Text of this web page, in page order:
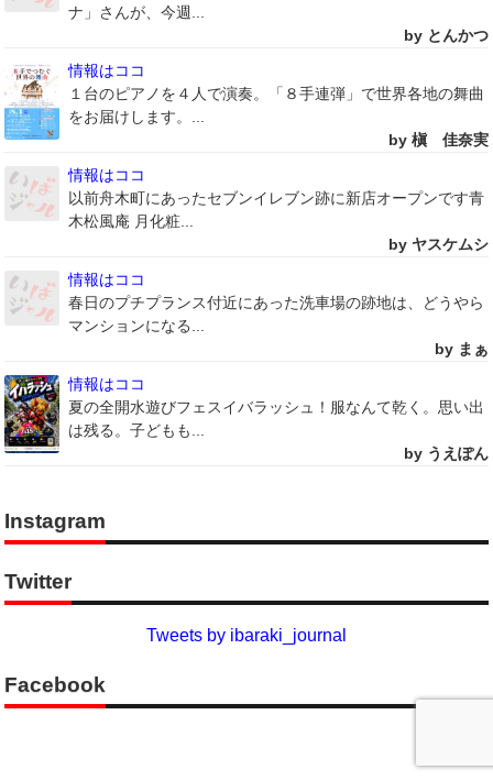
ナ」さんが、今週...
by とんかつ
情報はココ
１台のピアノを４人で演奏。「８手連弾」で世界各地の舞曲
をお届けします。...
by 槇 佳奈実
情報はココ
以前舟木町にあったセブンイレブン跡に新店オープンです青
木松風庵 月化粧...
by ヤスケムシ
情報はココ
春日のプチプランス付近にあった洗車場の跡地は、どうやら
マンションになる...
by まぁ
情報はココ
夏の全開水遊びフェスイバラッシュ！服なんて乾く。思い出
は残る。子どもも...
by うえぽん
Instagram
Twitter
Tweets by ibaraki_journal
Facebook